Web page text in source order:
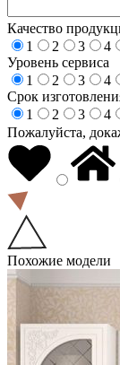
Качество
1
2 3 4
Уровень сервиса
1
2 3 4
Срок
1
2 3 4
Пожалуйста,
Похожие модели